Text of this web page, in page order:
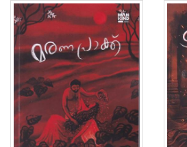
5
4
3
2
1 2
1